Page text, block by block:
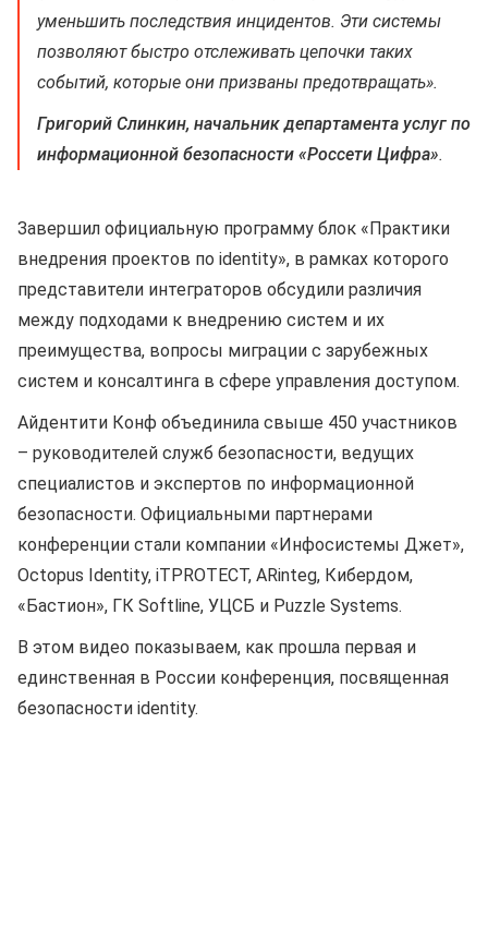
уменьшить последствия инцидентов. Эти системы
позволяют быстро отслеживать цепочки таких
событий, которые они призваны предотвращать».
Григорий Слинкин, начальник департамента услуг по
информационной безопасности «Россети Цифра».
Завершил официальную программу блок «Практики
внедрения проектов по identity», в рамках которого
представители интеграторов обсудили различия
между подходами к внедрению систем и их
преимущества, вопросы миграции с зарубежных
систем и консалтинга в сфере управления доступом.
Айдентити Конф объединила свыше 450 участников
– руководителей служб безопасности, ведущих
специалистов и экспертов по информационной
безопасности. Официальными партнерами
конференции стали компании «Инфосистемы Джет»,
Octopus Identity, iTPROTECT, ARinteg, Кибердом,
«Бастион», ГК Softline, УЦСБ и Puzzle Systems.
В этом видео показываем, как прошла первая и
единственная в России конференция, посвященная
безопасности identity.